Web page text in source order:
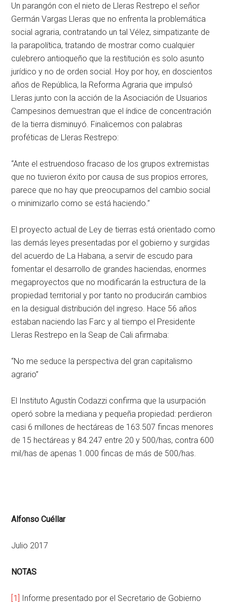
Un parangón con el nieto de Lleras Restrepo el señor
Germán Vargas Lleras que no enfrenta la problemática
social agraria, contratando un tal Vélez, simpatizante de
la parapolítica, tratando de mostrar como cualquier
culebrero antioqueño que la restitución es solo asunto
jurídico y no de orden social. Hoy por hoy, en doscientos
años de República, la Reforma Agraria que impulsó
Lleras junto con la acción de la Asociación de Usuarios
Campesinos demuestran que el índice de concentración
de la tierra disminuyó. Finalicemos con palabras
proféticas de Lleras Restrepo:
“Ante el estruendoso fracaso de los grupos extremistas
que no tuvieron éxito por causa de sus propios errores,
parece que no hay que preocuparnos del cambio social
o minimizarlo como se está haciendo.”
El proyecto actual de Ley de tierras está orientado como
las demás leyes presentadas por el gobierno y surgidas
del acuerdo de La Habana, a servir de escudo para
fomentar el desarrollo de grandes haciendas, enormes
megaproyectos que no modificarán la estructura de la
propiedad territorial y por tanto no producirán cambios
en la desigual distribución del ingreso. Hace 56 años
estaban naciendo las Farc y al tiempo el Presidente
Lleras Restrepo en la Seap de Cali afirmaba:
“No me seduce la perspectiva del gran capitalismo
agrario”
El Instituto Agustín Codazzi confirma que la usurpación
operó sobre la mediana y pequeña propiedad: perdieron
casi 6 millones de hectáreas de 163.507 fincas menores
de 15 hectáreas y 84.247 entre 20 y 500/has, contra 600
mil/has de apenas 1.000 fincas de más de 500/has.
Alfonso Cuéllar
Julio 2017
NOTAS
[1] Informe presentado por el Secretario de Gobierno